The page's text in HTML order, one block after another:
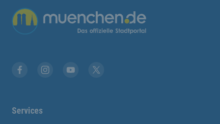
Übergreifende Links
Services